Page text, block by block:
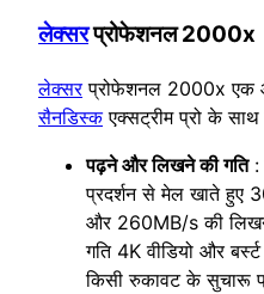
लेक्सरप्रोफेशनल 2000x
लेक्सरप्रोफेशनल 2000x एक
सैनडिस्कएक्सट्रीम प्रो के साथ
पढ़ने और लिखने की गति:
प्रदर्शन से मेल खाते हुए
और 260MB/s की
गति 4K वीडियो और
किसी रुकावट के सुचारू